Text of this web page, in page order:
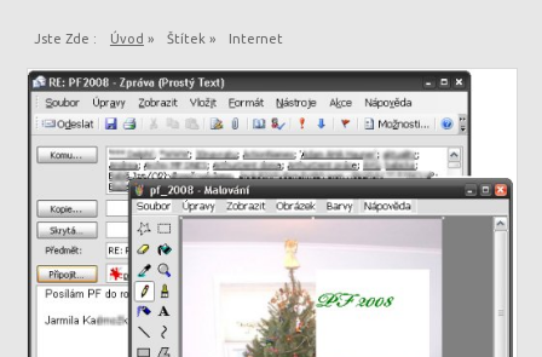
Jste Zde : Úvod » Štítek » Internet